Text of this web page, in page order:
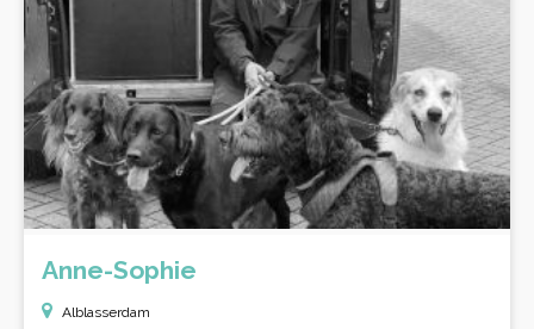
Anne-Sophie
Alblasserdam